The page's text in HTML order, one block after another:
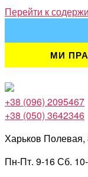
Перейти к
МИ
+38 (096) 2095467
+38 (050) 3642346
Харьков Полевая,
Пн-Пт. 9-16 Сб.